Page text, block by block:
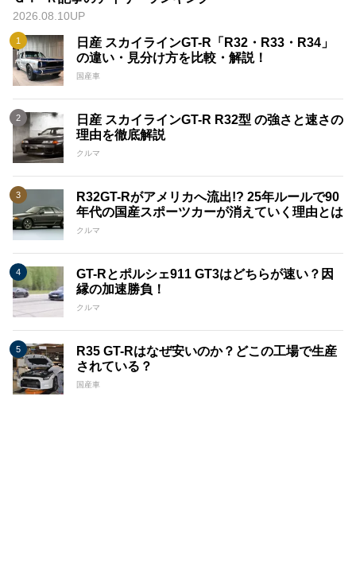
2026.08.10UP
日産 スカイラインGT-R「R32・R33・R34」
の違い・見分け方を比較・解説！
国産車
日産 スカイラインGT-R R32型 の強さと速さの
理由を徹底解説
クルマ
R32GT-Rがアメリカへ流出!? 25年ルールで90
年代の国産スポーツカーが消えていく理由とは
クルマ
GT-Rとポルシェ911 GT3はどちらが速い？因
縁の加速勝負！
クルマ
R35 GT-Rはなぜ安いのか？どこの工場で生産
されている？
国産車